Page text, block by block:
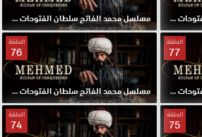
مسلسل محمد الفاتح سلطان الفتوحات مترجم الحلقة 79 HD مسلسل محمد الفاتح سلطان الفتوحات مترجم الحلقة 78 HD
الحلقة
77
مسلسل محمد الفاتح سلطان الفتوحات مترجم الحلقة 77 HD
الحلقة
76
مسلسل محمد الفاتح سلطان الفتوحات مترجم الحلقة 76 HD
الحلقة
75
الحلقة
74